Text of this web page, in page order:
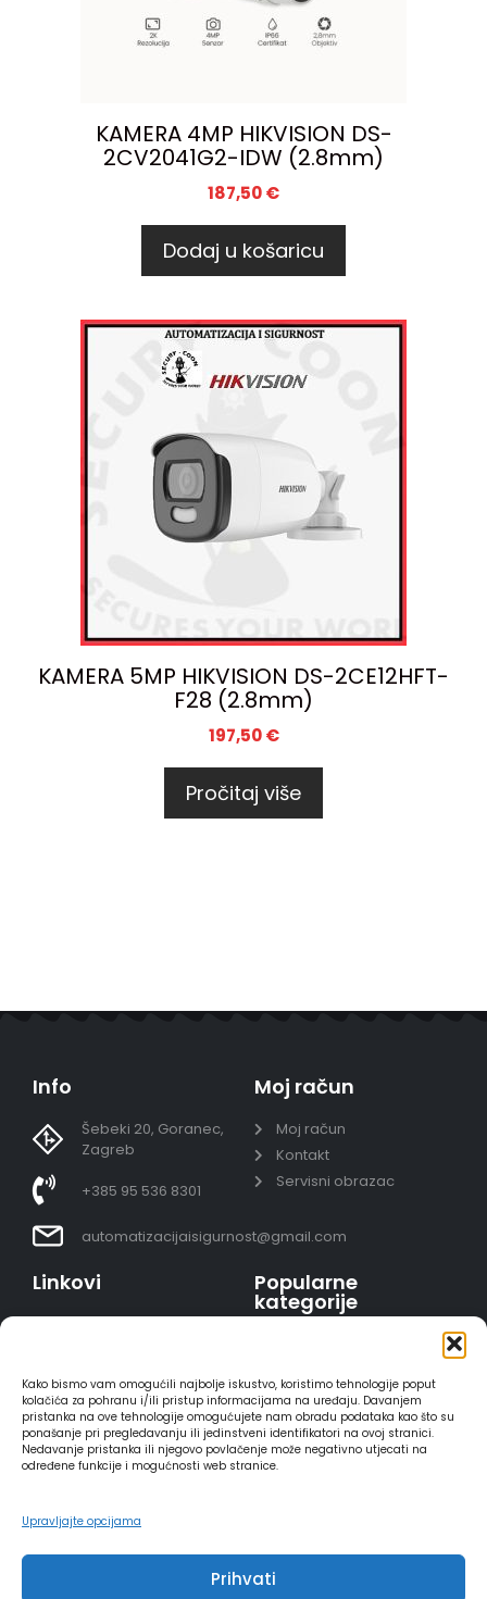
Kako bismo vam omogućili najbolje iskustvo, koristimo tehnologije poput
kolačića za pohranu i/ili pristup informacijama na uređaju. Davanjem
pristanka na ove tehnologije omogućujete nam obradu podataka kao što su
ponašanje pri pregledavanju ili jedinstveni identifikatori na ovoj stranici.
Nedavanje pristanka ili njegovo povlačenje može negativno utjecati na
određene funkcije i mogućnosti web stranice.
Upravljajte opcijama
Prihvati
KAMERA 4MP HIKVISION DS-
2CV2041G2-IDW (2.8mm)
187,50€
Dodaj u košaricu
KAMERA 5MP HIKVISION DS-2CE12HFT-
F28 (2.8mm)
197,50€
Pročitaj više
Info
Šebeki 20, Goranec,
Zagreb
+385 95 536 8301
automatizacijaisigurnost@gmail.com
Moj račun
Moj račun
Kontakt
Servisni obrazac
Linkovi
Sigurno plaćanje
karticama
Dostava
Načini plaćanja
Raskid ugovora
Popularne
kategorije
Video nadzor - kompleti
AJAX alarmi
HIKVISION portafoni
REOLINK kamere
DVC portafoni
2025 - Automatizacija i sigurnost